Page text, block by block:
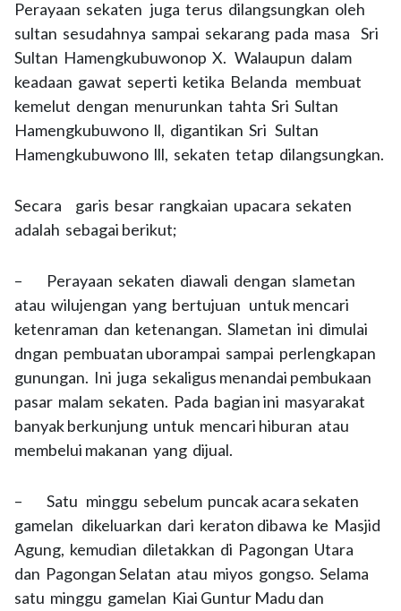
Perayaan sekaten juga terus dilangsungkan oleh
sultan sesudahnya sampai sekarang pada masa Sri
Sultan Hamengkubuwonop X. Walaupun dalam
keadaan gawat seperti ketika Belanda membuat
kemelut dengan menurunkan tahta Sri Sultan
Hamengkubuwono ll, digantikan Sri Sultan
Hamengkubuwono lll, sekaten tetap dilangsungkan.
Secara garis besar rangkaian upacara sekaten
adalah sebagai berikut;
– Perayaan sekaten diawali dengan slametan
atau wilujengan yang bertujuan untuk mencari
ketenraman dan ketenangan. Slametan ini dimulai
dngan pembuatan uborampai sampai perlengkapan
gunungan. Ini juga sekaligus menandai pembukaan
pasar malam sekaten. Pada bagian ini masyarakat
banyak berkunjung untuk mencari hiburan atau
membelui makanan yang dijual.
– Satu minggu sebelum puncak acara sekaten
gamelan dikeluarkan dari keraton dibawa ke Masjid
Agung, kemudian diletakkan di Pagongan Utara
dan Pagongan Selatan atau miyos gongso. Selama
satu minggu gamelan Kiai Guntur Madu dan